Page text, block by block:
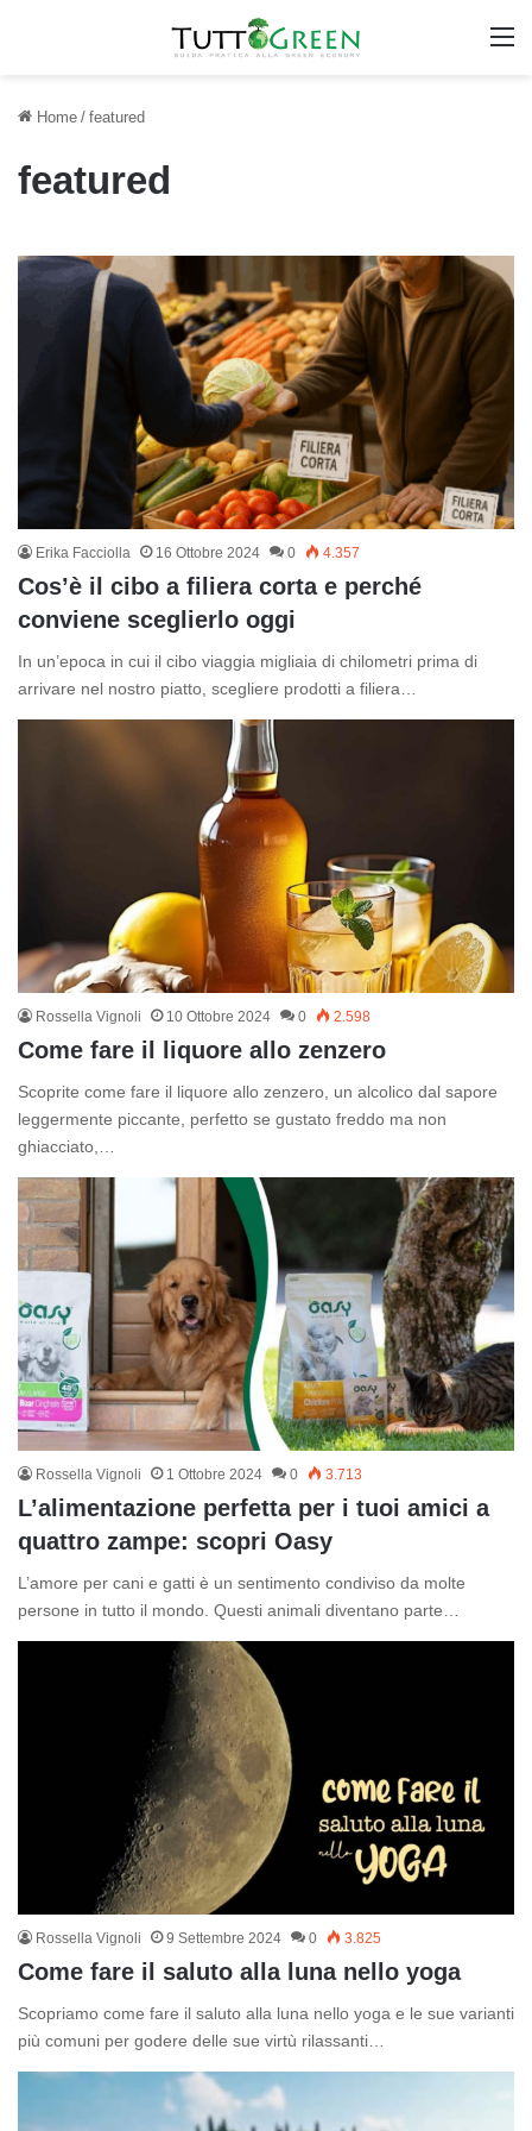
Home / featured
featured
Erika Facciolla 16 Ottobre 2024 0 4.357
Cos’è il cibo a filiera corta e perché
conviene sceglierlo oggi
In un’epoca in cui il cibo viaggia migliaia di chilometri prima di
arrivare nel nostro piatto, scegliere prodotti a filiera…
Rossella Vignoli 10 Ottobre 2024 0 2.598
Come fare il liquore allo zenzero
Scoprite come fare il liquore allo zenzero, un alcolico dal sapore
leggermente piccante, perfetto se gustato freddo ma non
ghiacciato,…
Rossella Vignoli 1 Ottobre 2024 0 3.713
L’alimentazione perfetta per i tuoi amici a
quattro zampe: scopri Oasy
L’amore per cani e gatti è un sentimento condiviso da molte
persone in tutto il mondo. Questi animali diventano parte…
Rossella Vignoli 9 Settembre 2024 0 3.825
Come fare il saluto alla luna nello yoga
Scopriamo come fare il saluto alla luna nello yoga e le sue varianti
più comuni per godere delle sue virtù rilassanti…